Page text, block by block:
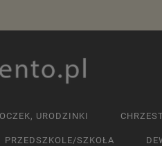
URODZINKI
PRZEDSZKOLE/SZKOŁA